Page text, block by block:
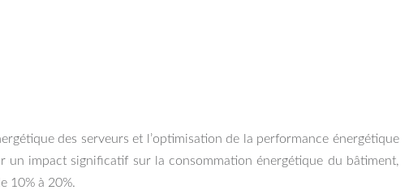
des serveurs et l’optimisation de la performance énergétique
un impact significatif sur la consommation énergétique du bâtiment,
10% à 20%.